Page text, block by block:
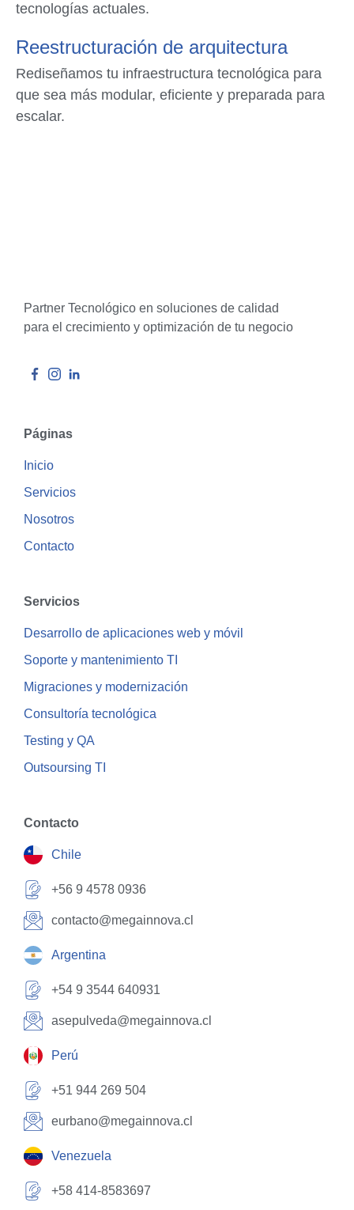
tecnologías actuales.
Reestructuración de arquitectura
Rediseñamos tu infraestructura tecnológica para
que sea más modular, eficiente y preparada para
escalar.
Partner Tecnológico en soluciones de calidad
para el crecimiento y optimización de tu negocio
Páginas
Inicio
Servicios
Nosotros
Contacto
Servicios
Desarrollo de aplicaciones web y móvil
Soporte y mantenimiento TI
Migraciones y modernización
Consultoría tecnológica
Testing y QA
Outsoursing TI
Contacto
Chile
+56 9 4578 0936
contacto@megainnova.cl
Argentina
+54 9 3544 640931
asepulveda@megainnova.cl
Perú
+51 944 269 504
eurbano@megainnova.cl
Venezuela
+58 414-8583697